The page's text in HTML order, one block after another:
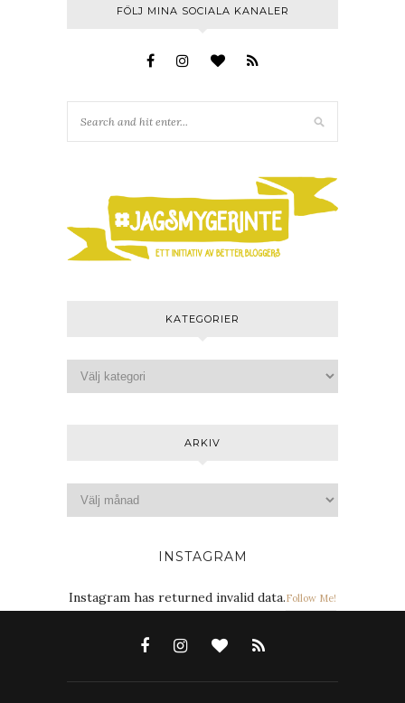
FÖLJ MINA SOCIALA KANALER
KATEGORIER
ARKIV
INSTAGRAM
Instagram has returned invalid data.Follow Me!